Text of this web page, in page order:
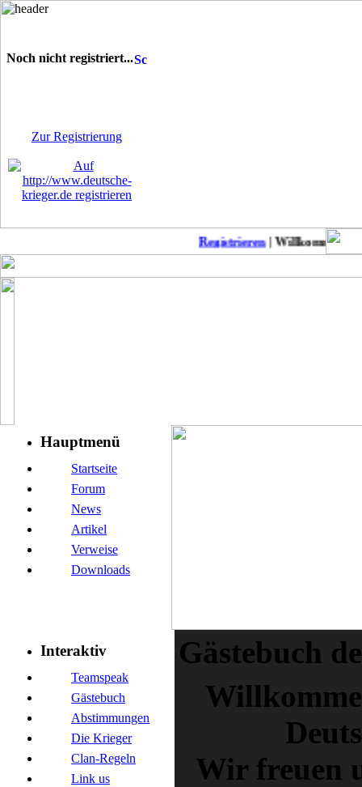
Registrieren| Willkommen auf
Hauptmenü
Startseite
Forum
News
Artikel
Verweise
Downloads
Interaktiv
Teamspeak
Gästebuch
Abstimmungen
Die Krieger
Clan-Regeln
Link us
Gästebuch
Wir freuen
Noch nicht registriert...
Zur Registrierung